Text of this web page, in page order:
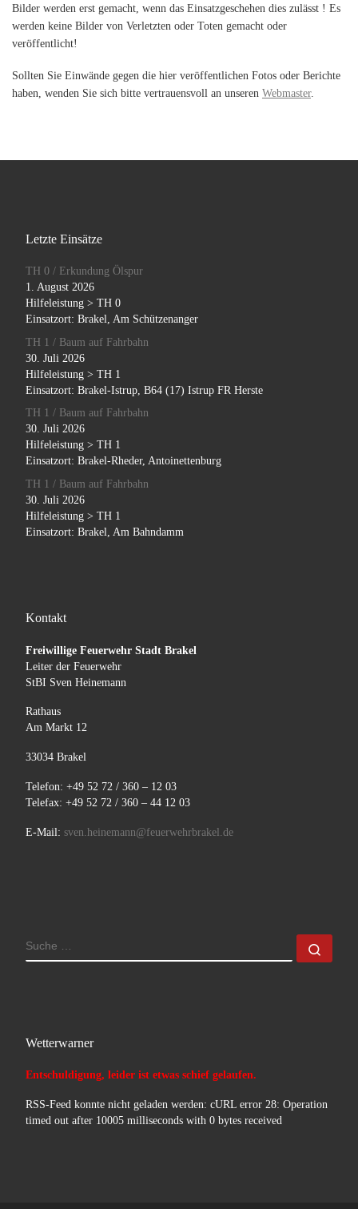
Bilder werden erst gemacht, wenn das Einsatzgeschehen dies zulässt ! Es
werden keine Bilder von Verletzten oder Toten gemacht oder
veröffentlicht!
Sollten Sie Einwände gegen die hier veröffentlichen Fotos oder Berichte
haben, wenden Sie sich bitte vertrauensvoll an unseren Webmaster.
Letzte Einsätze
TH 0 / Erkundung Ölspur
1. August 2026
Hilfeleistung > TH 0
Einsatzort: Brakel, Am Schützenanger
TH 1 / Baum auf Fahrbahn
30. Juli 2026
Hilfeleistung > TH 1
Einsatzort: Brakel-Istrup, B64 (17) Istrup FR Herste
TH 1 / Baum auf Fahrbahn
30. Juli 2026
Hilfeleistung > TH 1
Einsatzort: Brakel-Rheder, Antoinettenburg
TH 1 / Baum auf Fahrbahn
30. Juli 2026
Hilfeleistung > TH 1
Einsatzort: Brakel, Am Bahndamm
Kontakt
Freiwillige Feuerwehr Stadt Brakel
Leiter der Feuerwehr
StBI Sven Heinemann
Rathaus
Am Markt 12
33034 Brakel
Telefon: +49 52 72 / 360 – 12 03
Telefax: +49 52 72 / 360 – 44 12 03
E-Mail: sven.heinemann@feuerwehrbrakel.de
SUCHE
Wetterwarner
Entschuldigung, leider ist etwas schief gelaufen.
RSS-Feed konnte nicht geladen werden: cURL error 28: Operation
timed out after 10005 milliseconds with 0 bytes received